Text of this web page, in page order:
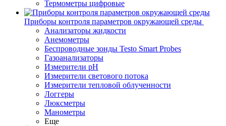
Термометры цифровые
Приборы контроля параметров окружающей среды
Анализаторы жидкости
Анемометры
Беспроводные зонды Testo Smart Probes
Газоанализаторы
Измерители pH
Измерители светового потока
Измерители тепловой облученности
Логгеры
Люксметры
Манометры
Еще